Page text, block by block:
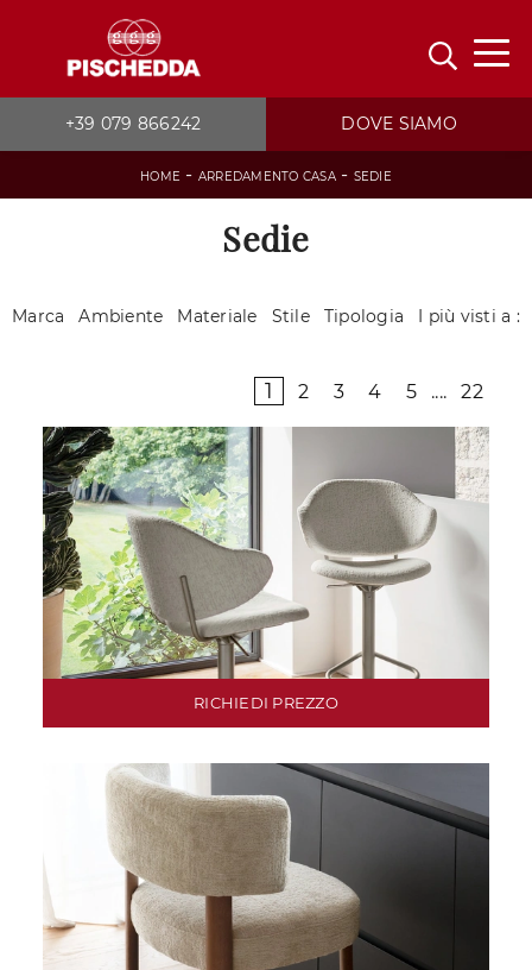
+39 079 866242 DOVE SIAMO
HOME - ARREDAMENTO CASA - SEDIE
Sedie
Marca Ambiente Materiale Stile Tipologia I più visti a :
1 2 3 4 5 .... 22
RICHIEDI PREZZO